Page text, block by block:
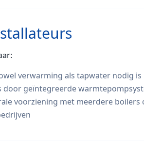
verwarming als tapwater nodig is
door geïntegreerde
voorziening met meerdere boilers